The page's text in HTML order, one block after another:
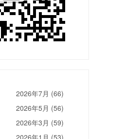
2026年7月 (66)
2026年5月 (56)
2026年3月 (59)
2026年1月 (53)